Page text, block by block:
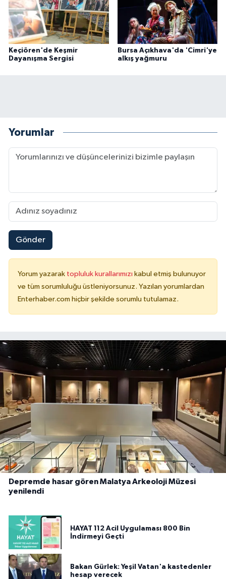
Keçiören'de Keşmir
Dayanışma Sergisi
Bursa Açıkhava'da 'Cimri'ye
alkış yağmuru
Yorumlar
Gönder
Yorum yazarak topluluk kurallarımızı kabul etmiş bulunuyor
ve tüm sorumluluğu üstleniyorsunuz. Yazılan yorumlardan
Enterhaber.com hiçbir şekilde sorumlu tutulamaz.
Depremde hasar gören Malatya Arkeoloji Müzesi
yenilendi
HAYAT 112 Acil Uygulaması 800 Bin
İndirmeyi Geçti
Bakan Gürlek: Yeşil Vatan'a kastedenler
hesap verecek